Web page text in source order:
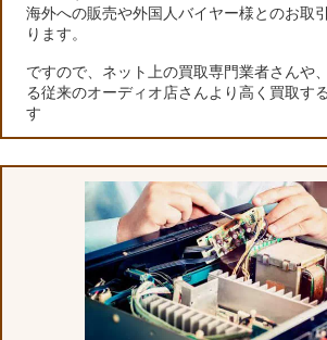
海外への販売や外国人バイヤー様とのお取
ります。
ですので、ネット上の買取専門業者さんや
る従来のオーディオ店さんより高く買取す
す